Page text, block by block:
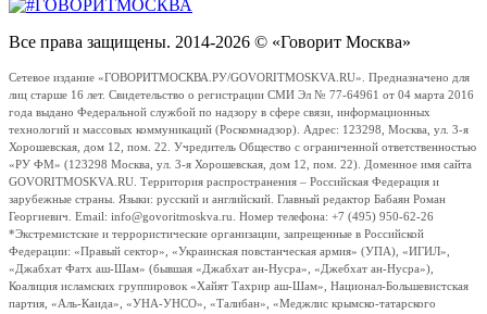
Все права защищены. 2014-2026 © «Говорит Москва»
Сетевое издание «ГОВОРИТМОСКВА.РУ/GOVORITMOSKVA.RU». Предназначено для
лиц старше 16 лет. Свидетельство о регистрации СМИ Эл № 77-64961 от 04 марта 2016
года выдано Федеральной службой по надзору в сфере связи, информационных
технологий и массовых коммуникаций (Роскомнадзор). Адрес: 123298, Москва, ул. 3-я
Хорошевская, дом 12, пом. 22. Учредитель Общество с ограниченной ответственностью
«РУ ФМ» (123298 Москва, ул. 3-я Хорошевская, дом 12, пом. 22). Доменное имя сайта
GOVORITMOSKVA.RU. Территория распространения – Российская Федерация и
зарубежные страны. Языки: русский и английский. Главный редактор Бабаян Роман
Георгиевич. Email: info@govoritmoskva.ru. Номер телефона: +7 (495) 950-62-26
*Экстремистские и террористические организации, запрещенные в Российской
Федерации: «Правый сектор», «Украинская повстанческая армия» (УПА), «ИГИЛ»,
«Джабхат Фатх аш-Шам» (бывшая «Джабхат ан-Нусра», «Джебхат ан-Нусра»),
Коалиция исламских группировок «Хайят Тахрир аш-Шам», Национал-Большевистская
партия, «Аль-Каида», «УНА-УНСО», «Талибан», «Меджлис крымско-татарского